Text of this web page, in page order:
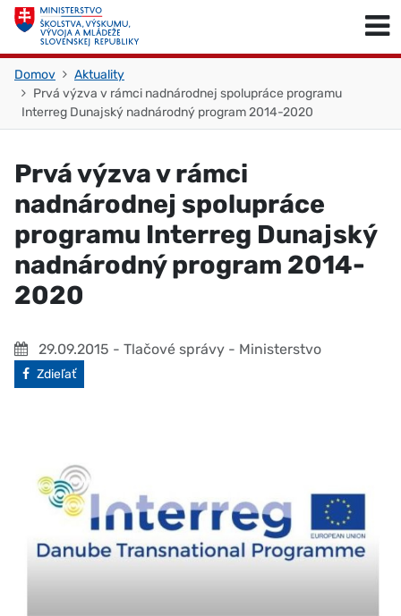
Skočiť na obsah
Domov
Aktuality
Prvá výzva v rámci nadnárodnej spolupráce programu
Interreg Dunajský nadnárodný program 2014-2020
Prvá výzva v rámci
nadnárodnej spolupráce
programu Interreg Dunajský
nadnárodný program 2014-
2020
29.09.2015 - Tlačové správy - Ministerstvo
Facebook
Zdieľať
Skočiť na začiatok stránky